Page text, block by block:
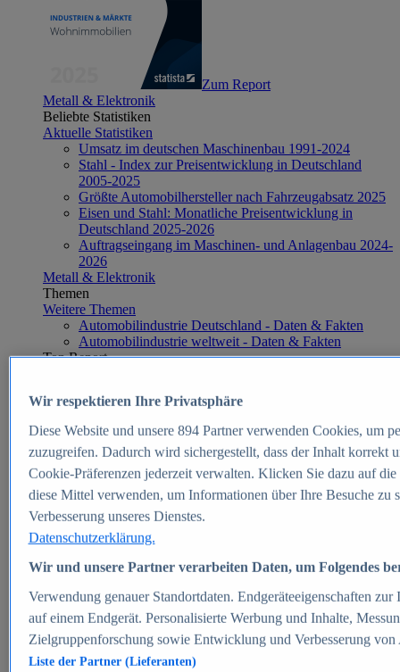
Zum Report
Metall & Elektronik
Beliebte Statistiken
Aktuelle Statistiken
Umsatz im deutschen Maschinenbau 1991-2024
Stahl - Index zur Preisentwicklung in Deutschland
2005-2025
Größte Automobilhersteller nach Fahrzeugabsatz 2025
Eisen und Stahl: Monatliche Preisentwicklung in
Deutschland 2025-2026
Auftragseingang im Maschinen- und Anlagenbau 2024-
2026
Metall & Elektronik
Themen
Weitere Themen
Automobilindustrie Deutschland - Daten & Fakten
Automobilindustrie weltweit - Daten & Fakten
Top Report
Zum Report
E-commerce
Beliebte Statistiken
Aktuelle Statistiken
E-Commerce - Entwicklung des Umsatzes in
Deutschland 1999-2025
Umsatz von Amazon in Deutschland und weltweit
2010-2025
B2C-E-Commerce: Top-50 Online Shops in
Deutschland 2024
Marktanteile von Online-Zahlungsverfahren in
Deutschland 2024
Umsatzstarke Warengruppen im Online-Handel in
Deutschland 2023-2025
Wir respektieren Ihre Privatsphäre
Diese Website und unsere 894Partner verwenden Cookies, um
zuzugreifen. Dadurch wird sichergestellt, dass der Inhalt korrekt
Cookie-Präferenzen jederzeit verwalten. Klicken Sie dazu auf
diese Mittel verwenden, um Informationen über Ihre Besuche
Verbesserung unseres Dienstes.
Datenschutzerklärung.
Wir und unsere Partner verarbeiten Daten, um Folgendes
Verwendung genauer Standortdaten. Endgeräteeigenschaften
auf einem Endgerät. Personalisierte Werbung und Inhalte,
Zielgruppenforschung sowie Entwicklung und Verbesserung von
Liste der Partner (Lieferanten)